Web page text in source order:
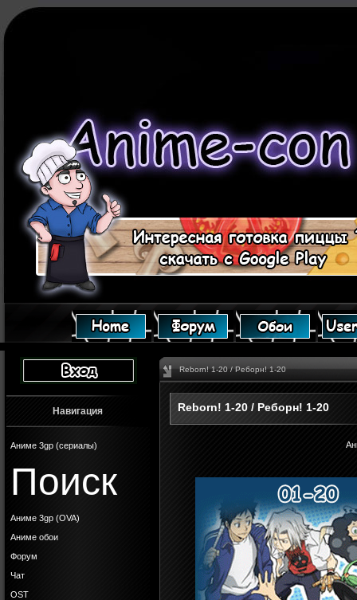
Навигация
Аниме 3gp (сериалы)
Поиск
Аниме 3gp (OVA)
Аниме обои
Форум
Чат
OST
Reborn! 1-20 / Реборн! 1-20
Reborn! 1-20 / Реборн! 1-20